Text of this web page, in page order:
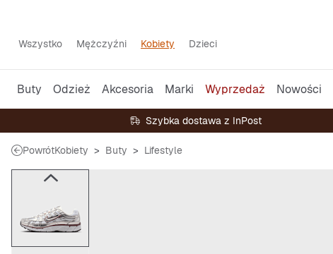
Wszystko Mężczyźni Kobiety Dzieci
Buty Odzież Akcesoria Marki Wyprzedaż Nowości
Szybka dostawa z InPost
PowrótKobiety Buty Lifestyle